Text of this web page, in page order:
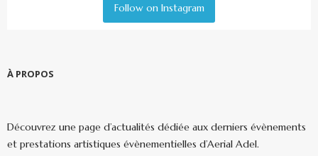
Follow on Instagram
À PROPOS
Découvrez une page d’actualités dédiée aux derniers évènements
et prestations artistiques évènementielles d’Aerial Adel.